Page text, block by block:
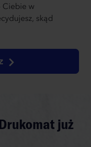
Ciebie w
skąd
już